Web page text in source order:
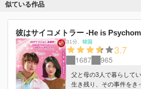
似ている作品
彼はサイコメトラー -He is
31分、 韓国
3.7
1687 965
父と母の3人で暮らして
生き残り、その事件をき